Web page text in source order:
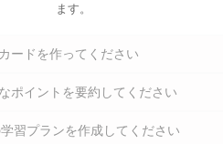
ます。
ードを作ってください
ポイントを要約してください
習プランを作成してください